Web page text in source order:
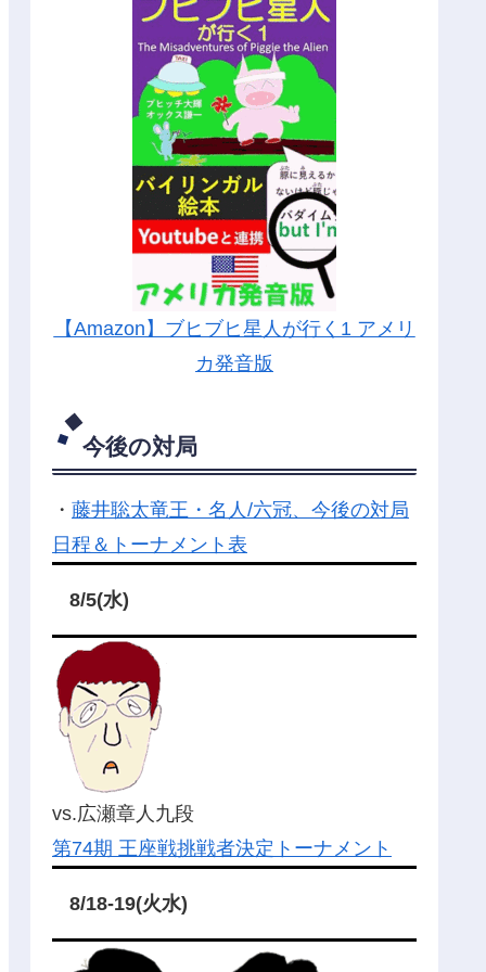
【Amazon】ブヒブヒ星人が行く1 アメリ
カ発音版
今後の対局
・ 藤井聡太竜王・名人/六冠、今後の対局
日程＆トーナメント表
8/5(水)
vs.広瀬章人九段
第74期 王座戦挑戦者決定トーナメント
8/18-19(火水)